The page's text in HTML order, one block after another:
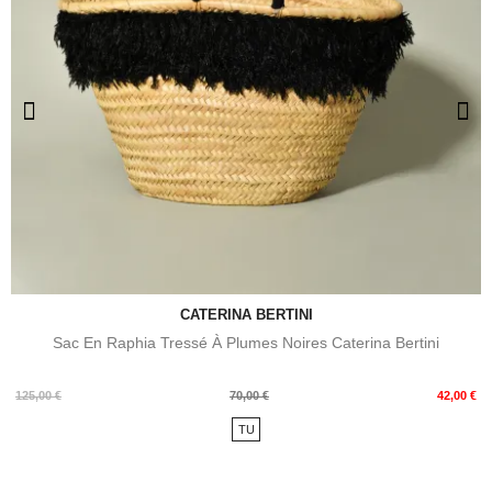
CATERINA BERTINI
Sac En Raphia Tressé À Plumes Noires Caterina Bertini
125,00 €
Prix
70,00 € 42,00 €
Prix
TU